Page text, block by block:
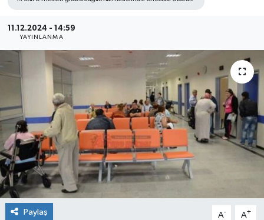
11.12.2024 - 14:59
YAYINLANMA
Paylaş A- A+